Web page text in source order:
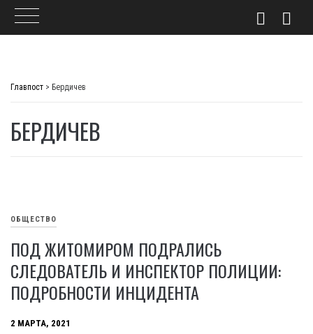
Главпост > Бердичев
БЕРДИЧЕВ
ОБЩЕСТВО
ПОД ЖИТОМИРОМ ПОДРАЛИСЬ
СЛЕДОВАТЕЛЬ И ИНСПЕКТОР ПОЛИЦИИ:
ПОДРОБНОСТИ ИНЦИДЕНТА
2 МАРТА, 2021